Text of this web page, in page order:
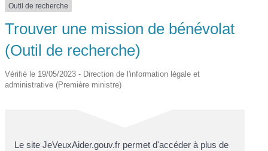
Outil de recherche
Trouver une mission de bénévolat
(Outil de recherche)
Vérifié le 19/05/2023 - Direction de l'information légale et
administrative (Première ministre)
Le site JeVeuxAider.gouv.fr permet d'accéder à plus de